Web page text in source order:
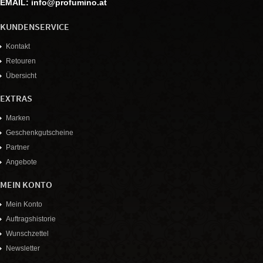
EMAIL: info@profumino.at
KUNDENSERVICE
Kontakt
Retouren
Übersicht
EXTRAS
Marken
Geschenkgutscheine
Partner
Angebote
MEIN KONTO
Mein Konto
Auftragshistorie
Wunschzettel
Newsletter